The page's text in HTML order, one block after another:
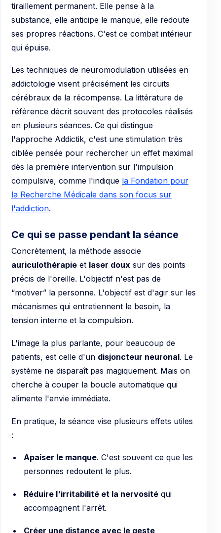
tiraillement permanent. Elle pense à la
substance, elle anticipe le manque, elle redoute
ses propres réactions. C'est ce combat intérieur
qui épuise.
Les techniques de neuromodulation utilisées en
addictologie visent précisément les circuits
cérébraux de la récompense. La littérature de
référence décrit souvent des protocoles réalisés
en plusieurs séances. Ce qui distingue
l'approche Addictik, c'est une stimulation très
ciblée pensée pour rechercher un effet maximal
dès la première intervention sur l'impulsion
compulsive, comme l'indique la Fondation pour
la Recherche Médicale dans son focus sur
l'addiction.
Ce qui se passe pendant la séance
Concrètement, la méthode associe
auriculothérapie et laser doux sur des points
précis de l'oreille. L'objectif n'est pas de
“motiver” la personne. L'objectif est d'agir sur les
mécanismes qui entretiennent le besoin, la
tension interne et la compulsion.
L'image la plus parlante, pour beaucoup de
patients, est celle d'un disjoncteur neuronal. Le
système ne disparaît pas magiquement. Mais on
cherche à couper la boucle automatique qui
alimente l'envie immédiate.
En pratique, la séance vise plusieurs effets utiles
:
Apaiser le manque. C'est souvent ce que les
personnes redoutent le plus.
Réduire l'irritabilité et la nervositéqui
accompagnent l'arrêt.
Créer une distance avec le geste